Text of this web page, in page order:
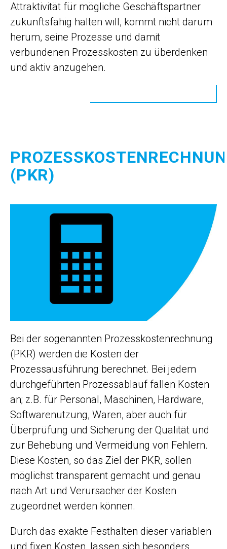
Attraktivität für mögliche Geschäftspartner
zukunftsfähig halten will, kommt nicht darum
herum, seine Prozesse und damit
verbundenen Prozesskosten zu überdenken
und aktiv anzugehen.
(PKR)
Bei der sogenannten Prozesskostenrechnung
(PKR) werden die Kosten der
Prozessausführung berechnet. Bei jedem
durchgeführten Prozessablauf fallen Kosten
an; z.B. für Personal, Maschinen, Hardware,
Softwarenutzung, Waren, aber auch für
Überprüfung und Sicherung der Qualität und
zur Behebung und Vermeidung von Fehlern.
Diese Kosten, so das Ziel der PKR, sollen
möglichst transparent gemacht und genau
nach Art und Verursacher der Kosten
zugeordnet werden können.
Durch das exakte Festhalten dieser variablen
und fixen Kosten, lassen sich besonders